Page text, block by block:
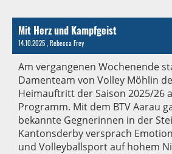
Mit Herz und Kampfgeist
14.10.2025, Rebecca Frey
Am vergangenen Wochenende
Damenteam von Volley Möhlin
Heimauftritt der Saison 2025/26
Programm. Mit dem BTV Aarau
bekannte Gegnerinnen in der
Kantonsderby versprach
und Volleyballsport auf hohem